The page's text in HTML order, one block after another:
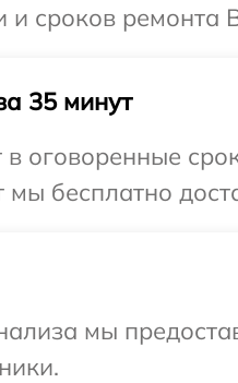
и сроков ремонта
35 минут
оговоренные
бесплатно
мы